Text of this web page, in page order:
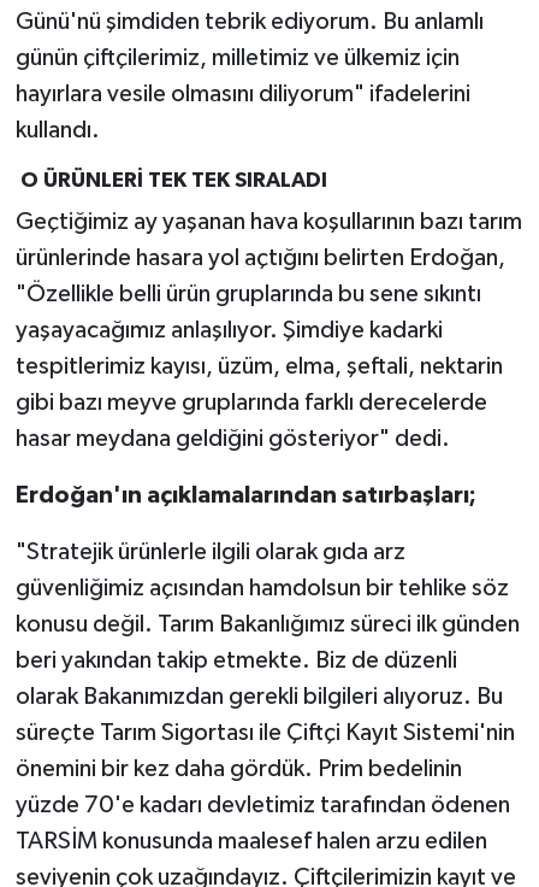
Günü'nü şimdiden tebrik ediyorum. Bu anlamlı
günün çiftçilerimiz, milletimiz ve ülkemiz için
hayırlara vesile olmasını diliyorum" ifadelerini
kullandı.
O ÜRÜNLERİ TEK TEK SIRALADI
Geçtiğimiz ay yaşanan hava koşullarının bazı tarım
ürünlerinde hasara yol açtığını belirten Erdoğan,
"Özellikle belli ürün gruplarında bu sene sıkıntı
yaşayacağımız anlaşılıyor. Şimdiye kadarki
tespitlerimiz kayısı, üzüm, elma, şeftali, nektarin
gibi bazı meyve gruplarında farklı derecelerde
hasar meydana geldiğini gösteriyor" dedi.
Erdoğan'ın açıklamalarından satırbaşları;
"Stratejik ürünlerle ilgili olarak gıda arz
güvenliğimiz açısından hamdolsun bir tehlike söz
konusu değil. Tarım Bakanlığımız süreci ilk günden
beri yakından takip etmekte. Biz de düzenli
olarak Bakanımızdan gerekli bilgileri alıyoruz. Bu
süreçte Tarım Sigortası ile Çiftçi Kayıt Sistemi'nin
önemini bir kez daha gördük. Prim bedelinin
yüzde 70'e kadarı devletimiz tarafından ödenen
TARSİM konusunda maalesef halen arzu edilen
seviyenin çok uzağındayız. Çiftçilerimizin kayıt ve